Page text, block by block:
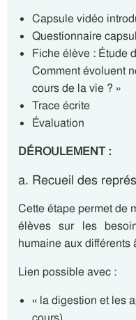
Capsule vidéo
Questionnaire
Fiche élève : Étude
Comment évoluent
cours de la vie ? »
Trace écrite
Évaluation
DÉROULEMENT :
a. Recueil des
Cette étape permet de
élèves sur les
humaine aux différents
Lien possible avec :
« la digestion et les